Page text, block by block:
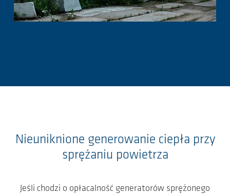
Nieuniknione generowanie ciepła przy
sprężaniu powietrza
Jeśli chodzi o opłacalność generatorów sprężonego